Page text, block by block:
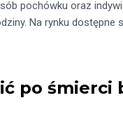
pochówku oraz
Na rynku dostępne
po śmierci